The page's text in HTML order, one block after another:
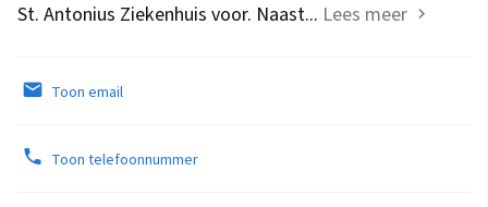
St. Antonius Ziekenhuis voor. Naast... Lees meer
Toon email
Toon telefoonnummer